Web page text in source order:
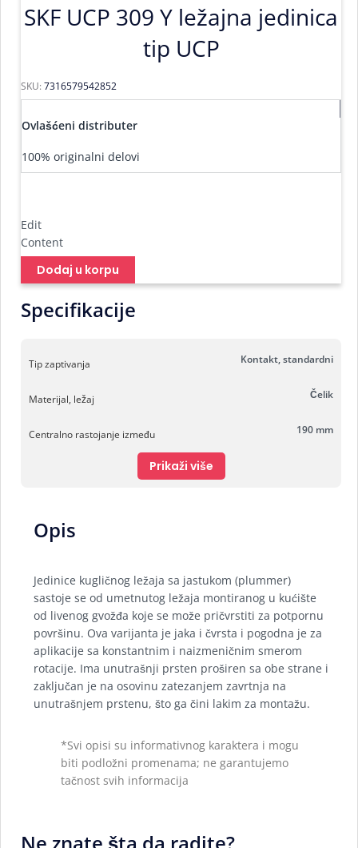
SKF UCP 309 Y ležajna jedinica
tip UCP
SKU: 7316579542852
Ovlašćeni distributer
100% originalni delovi
Edit
Content
Dodaj u korpu
Specifikacije
Tip zaptivanja Kontakt, standardni
Materijal, ležaj Čelik
Centralno rastojanje između 190 mm
Prikaži više
Opis
Jedinice kugličnog ležaja sa jastukom (plummer)
sastoje se od umetnutog ležaja montiranog u kućište
od livenog gvožđa koje se može pričvrstiti za potpornu
površinu. Ova varijanta je jaka i čvrsta i pogodna je za
aplikacije sa konstantnim i naizmeničnim smerom
rotacije. Ima unutrašnji prsten proširen sa obe strane i
zaključan je na osovinu zatezanjem zavrtnja na
unutrašnjem prstenu, što ga čini lakim za montažu.
*Svi opisi su informativnog karaktera i mogu
biti podložni promenama; ne garantujemo
tačnost svih informacija
Ne znate šta da radite?